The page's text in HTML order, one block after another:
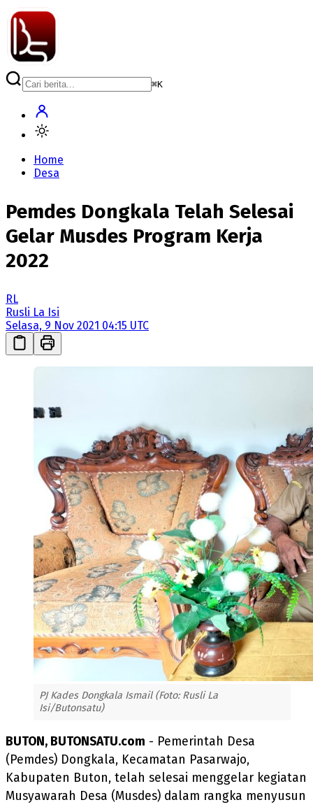
⌘K
Home
Desa
Pemdes Dongkala Telah Selesai
Gelar Musdes Program Kerja
2022
RL
Rusli La Isi
Selasa, 9 Nov 2021 04:15 UTC
PJ Kades Dongkala Ismail (Foto: Rusli La
Isi/Butonsatu)
BUTON, BUTONSATU.com - Pemerintah Desa
(Pemdes) Dongkala, Kecamatan Pasarwajo,
Kabupaten Buton, telah selesai menggelar kegiatan
Musyawarah Desa (Musdes) dalam rangka menyusun